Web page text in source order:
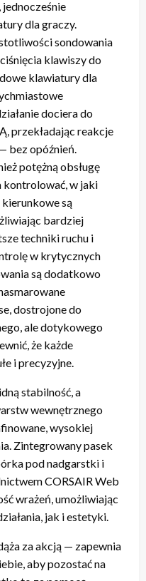
dla graczy.
sondowania
klawiszy do
klawiatury dla
dociera do
przekładając reakcje
bez opóźnień.
potężną obsługę
kontrolować, w jaki
są
bardziej
techniki ruchu i
w krytycznych
są dodatkowo
dostrojone do
ale dotykowego
że każde
i precyzyjne.
stabilność, a
wewnętrznego
wysokiej
Zintegrowany pasek
pod nadgarstki i
CORSAIR Web
wrażeń, umożliwiając
jak i estetyki.
za akcją — zapewnia
aby pozostać na